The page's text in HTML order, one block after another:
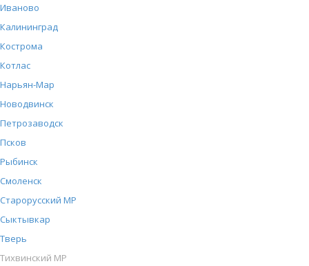
Иваново
Калининград
Кострома
Котлас
Нарьян-Мар
Новодвинск
Петрозаводск
Псков
Рыбинск
Смоленск
Старорусский МР
Сыктывкар
Тверь
Тихвинский МР